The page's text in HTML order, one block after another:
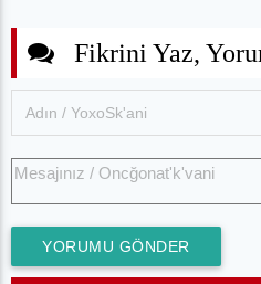
Fikrini Yaz,
YORUMU GÖNDER